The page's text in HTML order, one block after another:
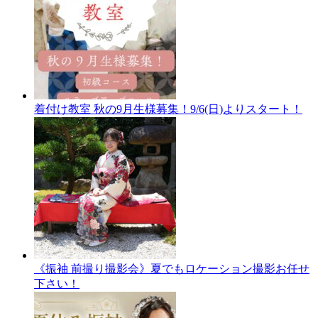
着付け教室 秋の9月生様募集！9/6(日)よりスタート！
《振袖 前撮り撮影会》夏でもロケーション撮影お任せ
下さい！